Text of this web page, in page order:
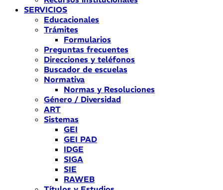
SERVICIOS
Educacionales
Trámites
Formularios
Preguntas frecuentes
Direcciones y teléfonos
Buscador de escuelas
Normativa
Normas y Resoluciones
Género / Diversidad
ART
Sistemas
GEI
GEI PAD
IDGE
SIGA
SIE
RAWEB